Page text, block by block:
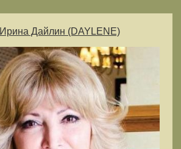
Ирина Дайлин (DAYLENE)